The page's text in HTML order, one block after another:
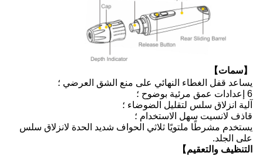
【سمات】
يساعد قفل الغطاء النهائي على منع الشق العرضي ؛
6 إعدادات عمق مرئية بوضوح ؛
آلية انزلاق سلس لتقليل الضوضاء ؛
قاذف لانسيت سهل الاستخدام ؛
يستخدم مشرطًا ملتويًا ثلاثي الحواف شديد الحدة لانزلاق سلس
على الجلد.
التنظيف والتعقيم】